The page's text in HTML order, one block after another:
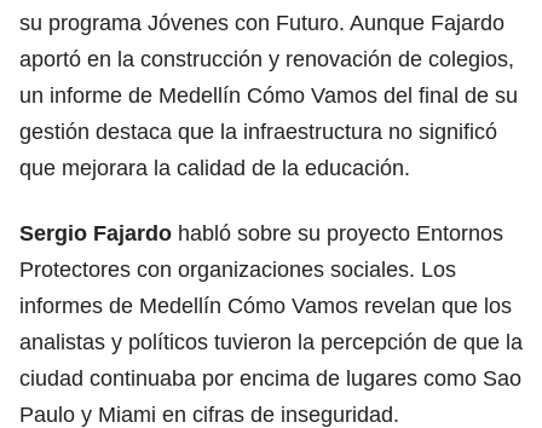
su programa Jóvenes con Futuro. Aunque Fajardo
aportó en la construcción y renovación de colegios,
un informe de Medellín Cómo Vamos del final de su
gestión destaca que la infraestructura no significó
que mejorara la calidad de la educación.
Sergio Fajardo habló sobre su proyecto Entornos
Protectores con organizaciones sociales. Los
informes de Medellín Cómo Vamos revelan que los
analistas y políticos tuvieron la percepción de que la
ciudad continuaba por encima de lugares como Sao
Paulo y Miami en cifras de inseguridad.